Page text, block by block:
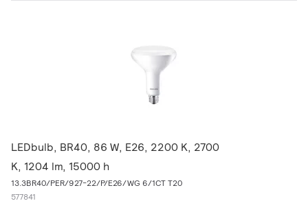
LEDbulb, BR40, 86 W, E26, 2200 K, 2700
K, 1204 lm, 15000 h
13.3BR40/PER/927-22/P/E26/WG 6/1CT T20
577841